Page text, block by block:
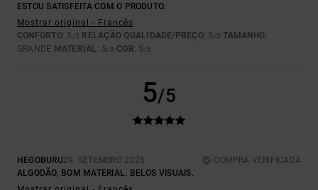
ESTOU SATISFEITA COM O PRODUTO.
Mostrar original - Francês
CONFORTO: 5 /5 RELAÇÃO QUALIDADE/PREÇO: 5 /5 TAMANHO:
GRANDE MATERIAL : 5/5 COR: 5 /5
5/5
HEGOBURU29. SETEMBRO 2025
COMPRA VERIFICADA
ALGODÃO, BOM MATERIAL. BELOS VISUAIS.